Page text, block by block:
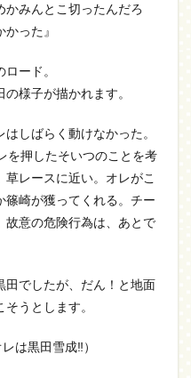
かみんとこ切ったんだろ
った』
ード。
様子が描かれます。
しばらく動けなかった。
を押したそいつのことを考
レースに近い。オレがこ
崎が獲ってくれる。チー
故意の危険行為は、あとで
田でしたが、だん！と地面
うとします。
は黒田雪成‼）